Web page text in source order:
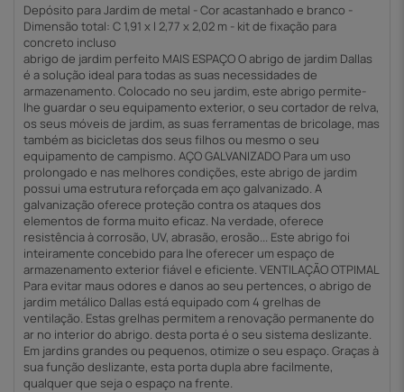
Depósito para Jardim de metal - Cor acastanhado e branco -
Dimensão total: C 1,91 x l 2,77 x 2,02 m - kit de fixação para
concreto incluso
abrigo de jardim perfeito MAIS ESPAÇO O abrigo de jardim Dallas
é a solução ideal para todas as suas necessidades de
armazenamento. Colocado no seu jardim, este abrigo permite-
lhe guardar o seu equipamento exterior, o seu cortador de relva,
os seus móveis de jardim, as suas ferramentas de bricolage, mas
também as bicicletas dos seus filhos ou mesmo o seu
equipamento de campismo. AÇO GALVANIZADO Para um uso
prolongado e nas melhores condições, este abrigo de jardim
possui uma estrutura reforçada em aço galvanizado. A
galvanização oferece proteção contra os ataques dos
elementos de forma muito eficaz. Na verdade, oferece
resistência à corrosão, UV, abrasão, erosão... Este abrigo foi
inteiramente concebido para lhe oferecer um espaço de
armazenamento exterior fiável e eficiente. VENTILAÇÃO OTPIMAL
Para evitar maus odores e danos ao seu pertences, o abrigo de
jardim metálico Dallas está equipado com 4 grelhas de
ventilação. Estas grelhas permitem a renovação permanente do
ar no interior do abrigo. desta porta é o seu sistema deslizante.
Em jardins grandes ou pequenos, otimize o seu espaço. Graças à
sua função deslizante, esta porta dupla abre facilmente,
qualquer que seja o espaço na frente.